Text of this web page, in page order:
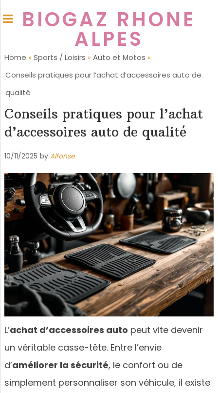
BIOGAZ RHONE
ALPES
Home » Sports / Loisirs » Auto et Motos »
Conseils pratiques pour l’achat d’accessoires auto de
qualité
Conseils pratiques pour l’achat
d’accessoires auto de qualité
10/11/2025 by Alfonse
L’achat d’accessoires auto peut vite devenir
un véritable casse-tête. Entre l’envie
d’améliorer la sécurité, le confort ou de
simplement personnaliser son véhicule, il existe